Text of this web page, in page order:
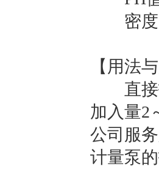
密度
【用法
直接投
加入量2
公司服
计量泵